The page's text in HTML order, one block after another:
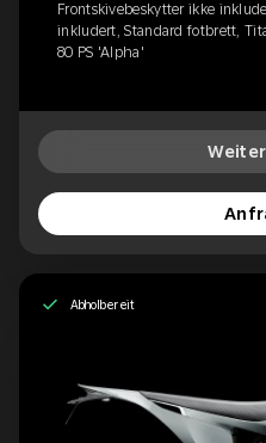
Frontskivebeskytter ikke
inkludert, Standard fotbrett,
80 PS 'Alpha'
Abholbereit